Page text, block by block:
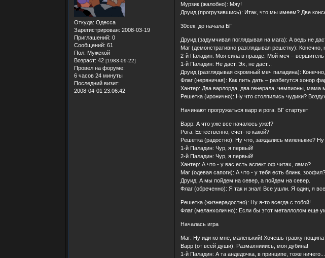
Откуда: Одесса
Зарегистрирован: 2008-03-19
Приглашений: 0
Сообщений: 61
Пол: Мужской
Возраст: 42[1983-09-22]
Провел на форуме:
6 часов 24 минуты
Последний визит:
2008-04-01 23:06:42
Мурзик (жалобно): Мяу!
Друид (прогрузившись): Итак, что мы имеем? Две
30сек. до начала БГ
Друид (задумчивая поглядывая на мага): А ведь не
Маг (демонстративно разглядывая решетку): Конечно,
2-й Паладин: Моя сила в правде. Мой меч –
1-й Паладин: Не даст. Эх, не даст...
Друид (разглядывая скромный меч паладина):
Флаг (нервничая): Как пить дать – разбегутся хонор
Хантер: Два варлорда, два генерала, чемпионы, мама
Решетка (иронично): Ну что столпились чудики?
Начинают прогружаться варр и рога. БГ стартует
Варр: А что уже все началось уже!?
Рога: Естественно, счет-то какой?
Решетка (радостно): Ну что, заждались миленькие? Ну
1-й Паладин: Чур, я первый!
2-й Паладин: Чур, я первый!
Хантер: А что - у вас есть аспект оф читах, ламо?
Маг (одевая сапоги): А что - у тебя есть блинк, зоофил?
Друид: А мы пойдем на север, а пойдем на север.
Флаг (обреченно): Я так и знал! Все ушли. Я один, я
Решетка (жизнерадостно): Ну я-то всегда с тобой!
Флаг (меланхолично): Если бы этот металлолом еще
Началась игра
Маг: Ну иди ко мне, маленький! Хочешь травку
Варр (от всей души): Размахнииись, моя дубина!
1-й Паладин: А та андедочка, в принципе, тоже ничего...